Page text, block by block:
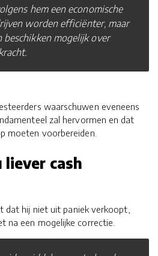
hem een economische
worden efficiënter, maar
beschikken mogelijk over
waarschuwen eveneens
zal hervormen en dat
moeten voorbereiden.
liever cash
dat hij niet uit paniek verkoopt,
na een mogelijke correctie.